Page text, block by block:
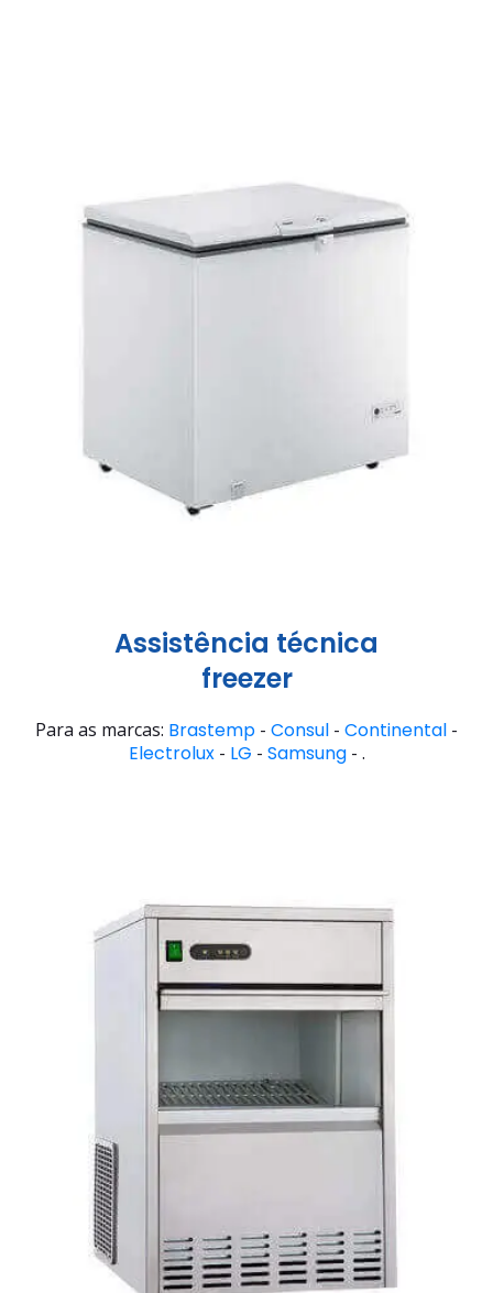
Assistência técnica
freezer
Para as marcas: Brastemp - Consul - Continental -
Electrolux- LG - Samsung- .